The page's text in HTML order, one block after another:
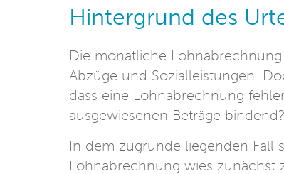
Hintergrund des
Die monatliche
Abzüge und Sozialleistungen.
dass eine Lohnabrechnung
ausgewiesenen Beträge bindend?
In dem zugrunde liegenden Fall
Lohnabrechnung wies zunächst